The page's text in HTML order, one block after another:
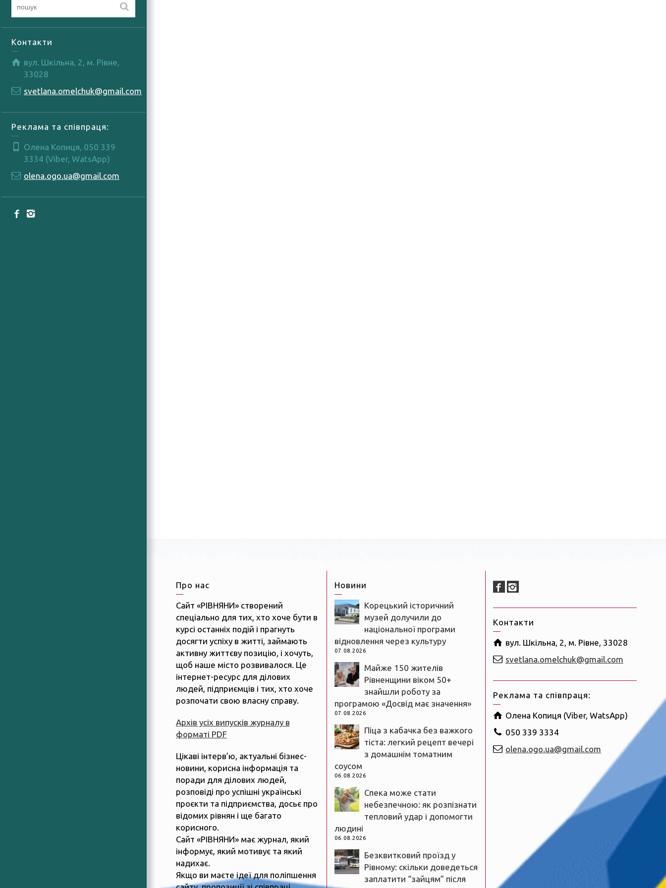
Контакти
вул. Шкільна, 2, м. Рівне,
33028
svetlana.omelchuk@gmail.com
Реклама та співпраця:
Олена Копиця, 050 339
3334 (Viber, WatsApp)
olena.ogo.ua@gmail.com
Про нас
Сайт «РІВНЯНИ» створений
спеціально для тих, хто хоче бути в
курсі останніх подій і прагнуть
досягти успіху в житті, займають
активну життєву позицію, і хочуть,
щоб наше місто розвивалося. Це
інтернет-ресурс для ділових
людей, підприємців і тих, хто хоче
розпочати свою власну справу.
Архів усіх випусків журналу в
форматі PDF
Цікаві інтерв’ю, актуальні бізнес-
новини, корисна інформація та
поради для ділових людей,
розповіді про успішні українські
проєкти та підприємства, досьє про
відомих рівнян і ще багато
корисного.
Сайт «РІВНЯНИ» має журнал, який
інформує, який мотивує та який
надихає.
Якщо ви маєте ідеї для поліпшення
Новини
Корецький історичний
музей долучили до
національної програми
відновлення через культуру
07.08.2026
Майже 150 жителів
Рівненщини віком 50+
знайшли роботу за
програмою «Досвід має значення»
07.08.2026
Піца з кабачка без важкого
тіста: легкий рецепт вечері
з домашнім томатним
соусом
06.08.2026
Спека може стати
небезпечною: як розпізнати
тепловий удар і допомогти
людині
06.08.2026
Безквитковий проїзд у
Рівному: скільки доведеться
заплатити “зайцям” після
Контакти
вул. Шкільна, 2, м. Рівне, 33028
svetlana.omelchuk@gmail.com
Реклама та співпраця:
Олена Копиця (Viber, WatsApp)
050 339 3334
olena.ogo.ua@gmail.com